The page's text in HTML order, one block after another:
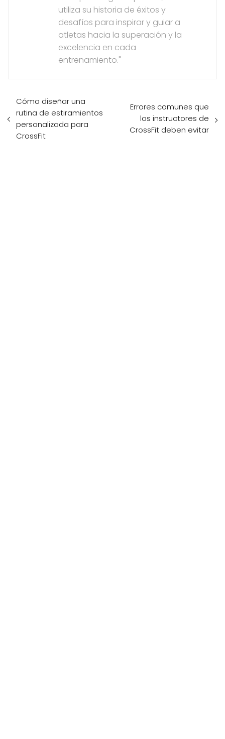
utiliza su historia de éxitos y
desafíos para inspirar y guiar a
atletas hacia la superación y la
excelencia en cada
entrenamiento."
Cómo diseñar una
rutina de estiramientos
personalizada para
CrossFit
Errores comunes que
los instructores de
CrossFit deben evitar